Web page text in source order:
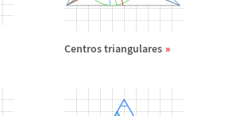
Centros triangulares